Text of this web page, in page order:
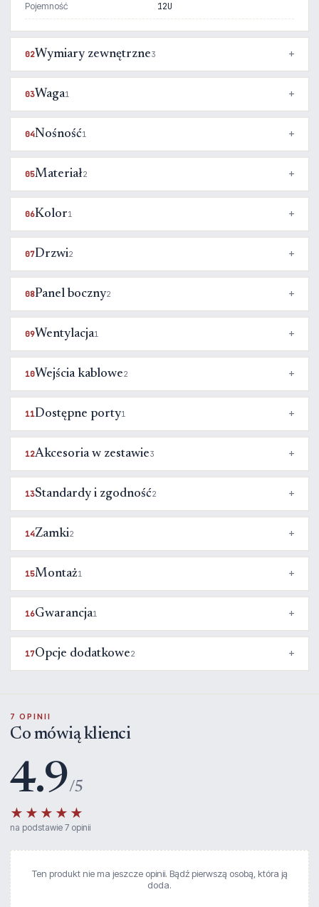
Pojemność 12U
02Wymiary zewnętrzne3
03Waga1
04Nośność1
05Materiał2
06Kolor1
07Drzwi2
08Panel boczny2
09Wentylacja1
10Wejścia kablowe2
11Dostępne porty1
12Akcesoria w zestawie3
13Standardy i zgodność2
14Zamki2
15Montaż1
16Gwarancja1
17Opcje dodatkowe2
7 OPINII
Co mówią klienci
4.9/5
★★★★★
na podstawie 7 opinii
Ten produkt nie ma jeszcze opinii. Bądź pierwszą osobą, która ją
doda.